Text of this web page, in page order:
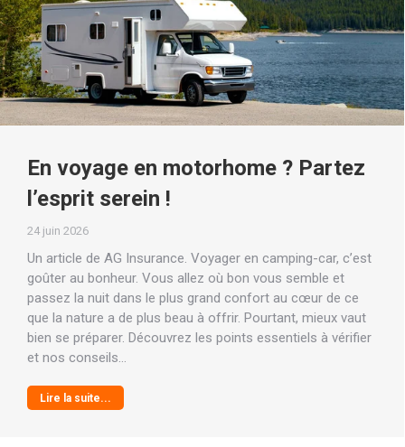
En voyage en motorhome ? Partez
l’esprit serein !
24 juin 2026
Un article de AG Insurance. Voyager en camping-car, c’est
goûter au bonheur. Vous allez où bon vous semble et
passez la nuit dans le plus grand confort au cœur de ce
que la nature a de plus beau à offrir. Pourtant, mieux vaut
bien se préparer. Découvrez les points essentiels à vérifier
et nos conseils…
Lire la suite...